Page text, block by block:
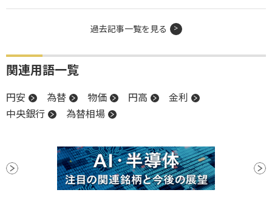
過去記事一覧を見る
関連用語一覧
円安 為替 物価 円高
金利
中央銀行
為替相場